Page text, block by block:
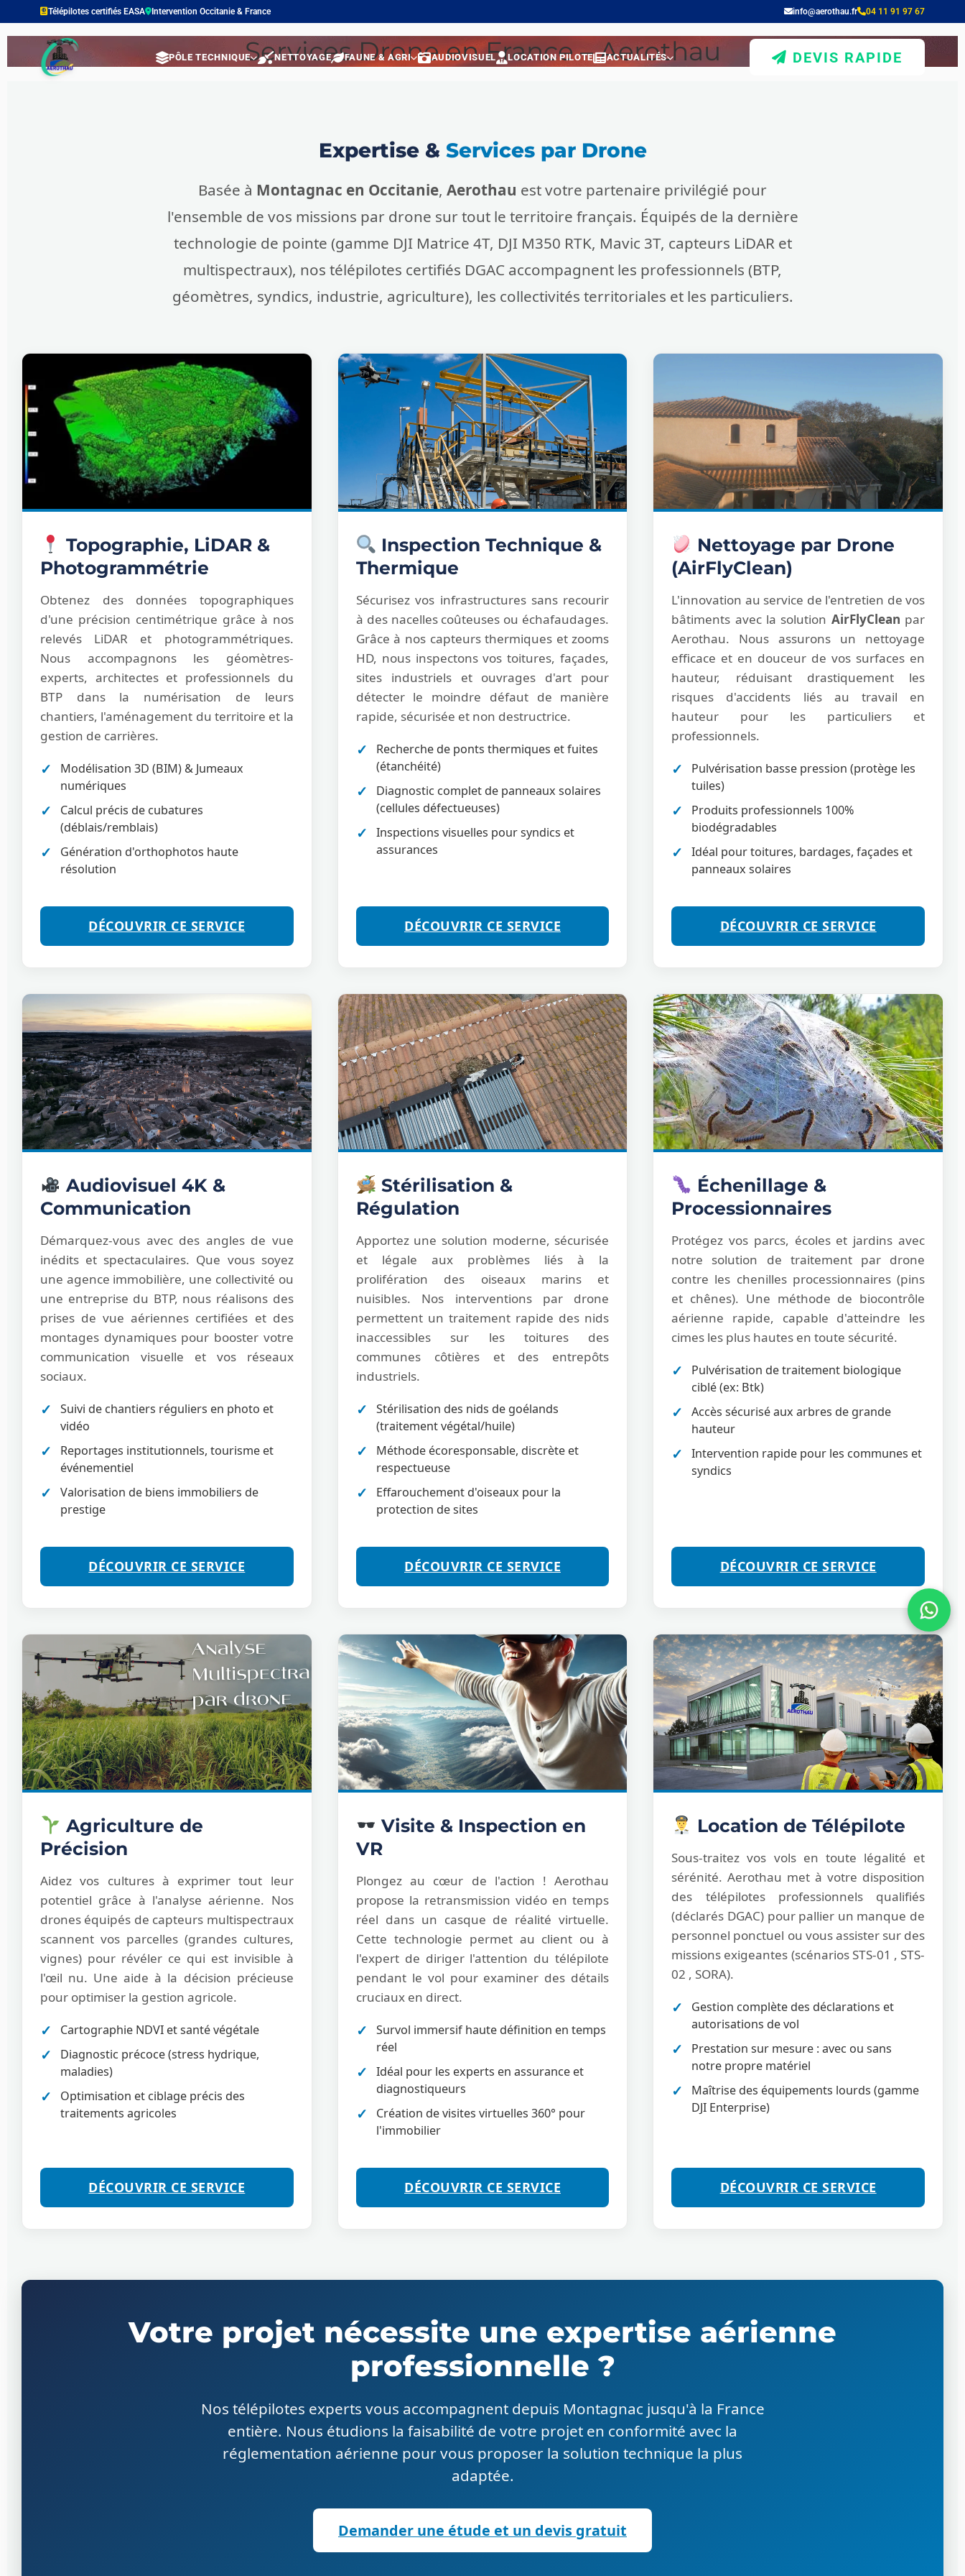
principal
Télépilotes certifiés EASA Intervention Occitanie & France info@aerothau.fr 04 11 91 97 67
PÔLE TECHNIQUE NETTOYAGE FAUNE & AGRI AUDIOVISUEL LOCATION PILOTE ACTUALITÉS DEVIS RAPIDE
Services Drone en France – Aerothau
Expertise & Services par Drone
Basée à Montagnac en Occitanie, Aerothau est votre partenaire privilégié pour
l'ensemble de vos missions par drone sur tout le territoire français. Équipés de la dernière
technologie de pointe (gamme DJI Matrice 4T, DJI M350 RTK, Mavic 3T, capteurs LiDAR et
multispectraux), nos télépilotes certifiés DGAC accompagnent les professionnels (BTP,
géomètres, syndics, industrie, agriculture), les collectivités territoriales et les particuliers.
Topographie, LiDAR &
Photogrammétrie
Obtenez des données topographiques
d'une précision centimétrique grâce à nos
relevés LiDAR et photogrammétriques.
Nous accompagnons les géomètres-
experts, architectes et professionnels du
BTP dans la numérisation de leurs
chantiers, l'aménagement du territoire et la
gestion de carrières.
Modélisation 3D (BIM) & Jumeaux
numériques
Calcul précis de cubatures
(déblais/remblais)
Génération d'orthophotos haute
résolution
DÉCOUVRIR CE SERVICE
Inspection Technique &
Thermique
Sécurisez vos infrastructures sans recourir
à des nacelles coûteuses ou échafaudages.
Grâce à nos capteurs thermiques et zooms
HD, nous inspectons vos toitures, façades,
sites industriels et ouvrages d'art pour
détecter le moindre défaut de manière
rapide, sécurisée et non destructrice.
Recherche de ponts thermiques et fuites
(étanchéité)
Diagnostic complet de panneaux solaires
(cellules défectueuses)
Inspections visuelles pour syndics et
assurances
DÉCOUVRIR CE SERVICE
Nettoyage par Drone
(AirFlyClean)
L'innovation au service de l'entretien de vos
bâtiments avec la solution AirFlyClean par
Aerothau. Nous assurons un nettoyage
efficace et en douceur de vos surfaces en
hauteur, réduisant drastiquement les
risques d'accidents liés au travail en
hauteur pour les particuliers et
professionnels.
Pulvérisation basse pression (protège les
tuiles)
Produits professionnels 100%
biodégradables
Idéal pour toitures, bardages, façades et
panneaux solaires
DÉCOUVRIR CE SERVICE
Audiovisuel 4K &
Communication
Démarquez-vous avec des angles de vue
inédits et spectaculaires. Que vous soyez
une agence immobilière, une collectivité ou
une entreprise du BTP, nous réalisons des
prises de vue aériennes certifiées et des
montages dynamiques pour booster votre
communication visuelle et vos réseaux
sociaux.
Suivi de chantiers réguliers en photo et
vidéo
Reportages institutionnels, tourisme et
événementiel
Valorisation de biens immobiliers de
prestige
DÉCOUVRIR CE SERVICE
Stérilisation &
Régulation
Apportez une solution moderne, sécurisée
et légale aux problèmes liés à la
prolifération des oiseaux marins et
nuisibles. Nos interventions par drone
permettent un traitement rapide des nids
inaccessibles sur les toitures des
communes côtières et des entrepôts
industriels.
Stérilisation des nids de goélands
(traitement végétal/huile)
Méthode écoresponsable, discrète et
respectueuse
Effarouchement d'oiseaux pour la
protection de sites
DÉCOUVRIR CE SERVICE
Échenillage &
Processionnaires
Protégez vos parcs, écoles et jardins avec
notre solution de traitement par drone
contre les chenilles processionnaires (pins
et chênes). Une méthode de biocontrôle
aérienne rapide, capable d'atteindre les
cimes les plus hautes en toute sécurité.
Pulvérisation de traitement biologique
ciblé (ex: Btk)
Accès sécurisé aux arbres de grande
hauteur
Intervention rapide pour les communes et
syndics
DÉCOUVRIR CE SERVICE
Agriculture de
Précision
Aidez vos cultures à exprimer tout leur
potentiel grâce à l'analyse aérienne. Nos
drones équipés de capteurs multispectraux
scannent vos parcelles (grandes cultures,
vignes) pour révéler ce qui est invisible à
l'œil nu. Une aide à la décision précieuse
pour optimiser la gestion agricole.
Cartographie NDVI et santé végétale
Diagnostic précoce (stress hydrique,
maladies)
Optimisation et ciblage précis des
traitements agricoles
DÉCOUVRIR CE SERVICE
Visite & Inspection en
VR
Plongez au cœur de l'action ! Aerothau
propose la retransmission vidéo en temps
réel dans un casque de réalité virtuelle.
Cette technologie permet au client ou à
l'expert de diriger l'attention du télépilote
pendant le vol pour examiner des détails
cruciaux en direct.
Survol immersif haute définition en temps
réel
Idéal pour les experts en assurance et
diagnostiqueurs
Création de visites virtuelles 360° pour
l'immobilier
DÉCOUVRIR CE SERVICE
Location de Télépilote
Sous-traitez vos vols en toute légalité et
sérénité. Aerothau met à votre disposition
des télépilotes professionnels qualifiés
(déclarés DGAC) pour pallier un manque de
personnel ponctuel ou vous assister sur des
missions exigeantes (scénarios STS-01 , STS-
02 , SORA).
Gestion complète des déclarations et
autorisations de vol
Prestation sur mesure : avec ou sans
notre propre matériel
Maîtrise des équipements lourds (gamme
DJI Enterprise)
DÉCOUVRIR CE SERVICE
Votre projet nécessite une expertise aérienne
professionnelle ?
Nos télépilotes experts vous accompagnent depuis Montagnac jusqu'à la France
entière. Nous étudions la faisabilité de votre projet en conformité avec la
réglementation aérienne pour vous proposer la solution technique la plus
adaptée.
Demander une étude et un devis gratuit